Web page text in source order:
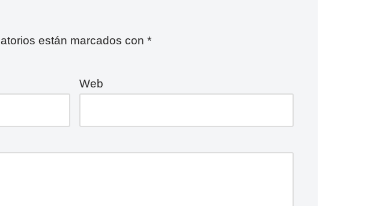
están marcados con*
Web